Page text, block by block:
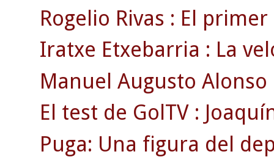
Rogelio Rivas : El
Iratxe Etxebarria : La
Manuel Augusto Alonso
El test de GolTV :
Puga: Una figura del